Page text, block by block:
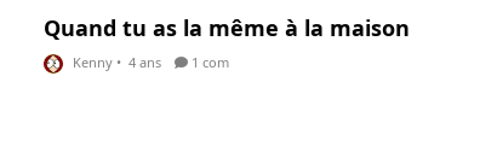
Quand tu as la même à la maison
Kenny • 4 ans 1 com